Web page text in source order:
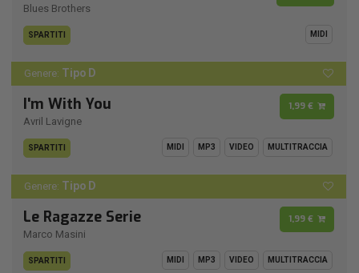
Blues Brothers
SPARTITI MIDI
Genere: Tipo D
I'm With You
Avril Lavigne
1,99 €
SPARTITI MIDI MP3 VIDEO MULTITRACCIA
Genere: Tipo D
Le Ragazze Serie
Marco Masini
1,99 €
SPARTITI MIDI MP3 VIDEO MULTITRACCIA